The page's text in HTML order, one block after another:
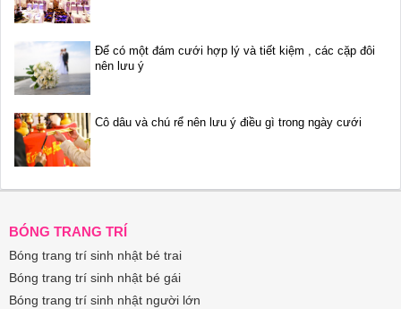
Để có một đám cưới hợp lý và tiết kiệm , các cặp đôi
nên lưu ý
Cô dâu và chú rể nên lưu ý điều gì trong ngày cưới
BÓNG TRANG TRÍ
Bóng trang trí sinh nhật bé trai
Bóng trang trí sinh nhật bé gái
Bóng trang trí sinh nhật người lớn